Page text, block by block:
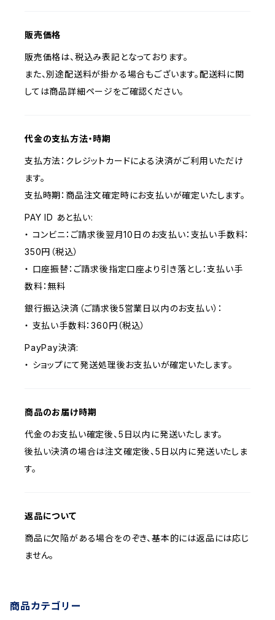
販売価格
販売価格は、税込み表記となっております。
また、別途配送料が掛かる場合もございます。配送料に関
しては商品詳細ページをご確認ください。
代金の支払方法・時期
支払方法：クレジットカードによる決済がご利用いただけ
ます。
支払時期：商品注文確定時にお支払いが確定いたします。
PAY ID あと払い:
・ コンビニ：ご請求後翌月10日のお支払い：支払い手数料：
350円（税込）
・ 口座振替：ご請求後指定口座より引き落とし：支払い手
数料：無料
銀行振込決済（ご請求後5営業日以内のお支払い）：
・ 支払い手数料：360円（税込）
PayPay決済:
・ ショップにて発送処理後お支払いが確定いたします。
商品のお届け時期
代金のお支払い確定後、5日以内に発送いたします。
後払い決済の場合は注文確定後、5日以内に発送いたしま
す。
返品について
商品に欠陥がある場合をのぞき、基本的には返品には応じ
ません。
商品カテゴリー